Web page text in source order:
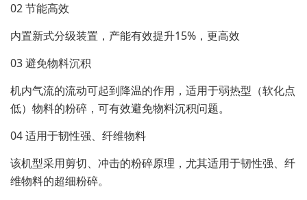
02 节能高效
内置新式分级装置，产能有效提升15%，更高效
03 避免物料沉积
机内气流的流动可起到降温的作用，适用于弱热型（软化点
低）物料的粉碎，可有效避免物料沉积问题。
04 适用于韧性强、纤维物料
该机型采用剪切、冲击的粉碎原理，尤其适用于韧性强、纤
维物料的超细粉碎。